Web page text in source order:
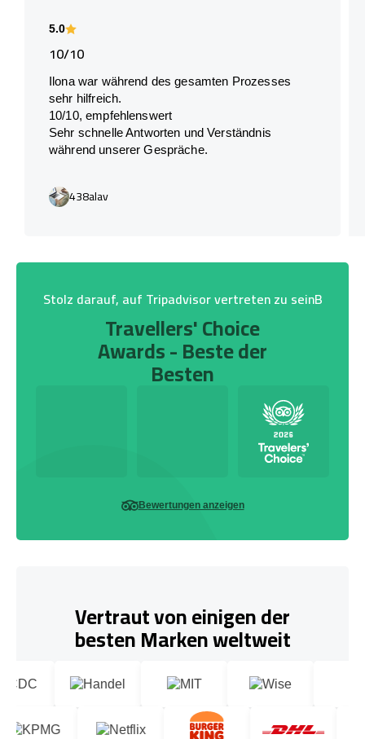
5.0
10/10
Ilona war während des gesamten Prozesses
sehr hilfreich.
10/10, empfehlenswert
Sehr schnelle Antworten und Verständnis
während unserer Gespräche.
438alav
Stolz darauf, auf Tripadvisor vertreten zu seinB
Travellers' Choice
Awards - Beste der
Besten
Bewertungen anzeigen
Vertraut von einigen der
besten Marken weltweit